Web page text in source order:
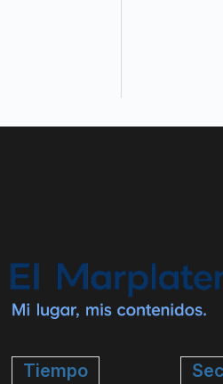
Tiempo